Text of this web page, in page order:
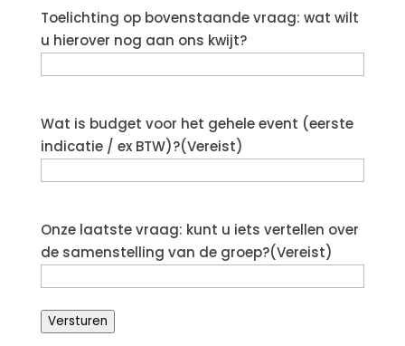
Toelichting op bovenstaande vraag: wat wilt
u hierover nog aan ons kwijt?
Wat is budget voor het gehele event (eerste
indicatie / ex BTW)?(Vereist)
Onze laatste vraag: kunt u iets vertellen over
de samenstelling van de groep?(Vereist)
Versturen